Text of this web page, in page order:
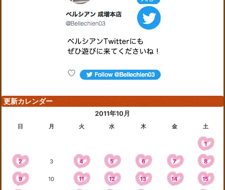
更新カレンダー
2011年10月
日 月 火 水 木 金 土
1
2 3 4 5 6 7 8
9 10 11 12 13 14 15